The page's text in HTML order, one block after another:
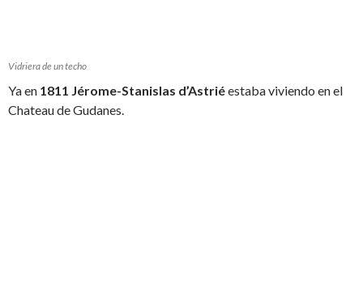
Vidriera de un techo
Ya en 1811 Jérome-Stanislas d’Astriéestaba viviendo en el
Chateau de Gudanes.